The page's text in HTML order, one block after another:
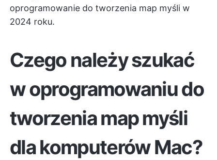
oprogramowanie do tworzenia map myśli w
2024 roku.
Czego należy szukać
w oprogramowaniu do
tworzenia map myśli
dla komputerów Mac?